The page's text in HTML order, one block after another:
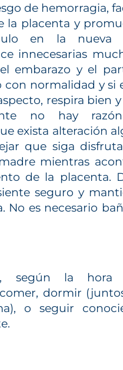
de hemorragia,
la placenta y
en la nueva
innecesarias
embarazo y el
normalidad y si
respira bien
no hay
exista alteración
que siga
mientras
de la placenta.
seguro y
No es necesario
según la
dormir
o seguir